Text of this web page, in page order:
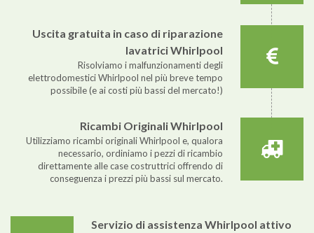
Uscita gratuita in caso di riparazione
lavatrici Whirlpool
Risolviamo i malfunzionamenti degli
elettrodomestici Whirlpool nel più breve tempo
possibile (e ai costi più bassi del mercato!)
Ricambi Originali Whirlpool
Utilizziamo ricambi originali Whirlpool e, qualora
necessario, ordiniamo i pezzi di ricambio
direttamente alle case costruttrici offrendo di
conseguenza i prezzi più bassi sul mercato.
Servizio di assistenza Whirlpool attivo